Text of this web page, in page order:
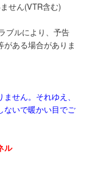
せん(VTR含む)
ブルにより、予告
ある場合がありま
せん。それゆえ、
ないで暖かい目でご
ル